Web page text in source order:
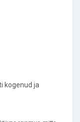
kogenud ja